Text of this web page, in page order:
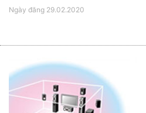
Ngày đăng 29.02.2020